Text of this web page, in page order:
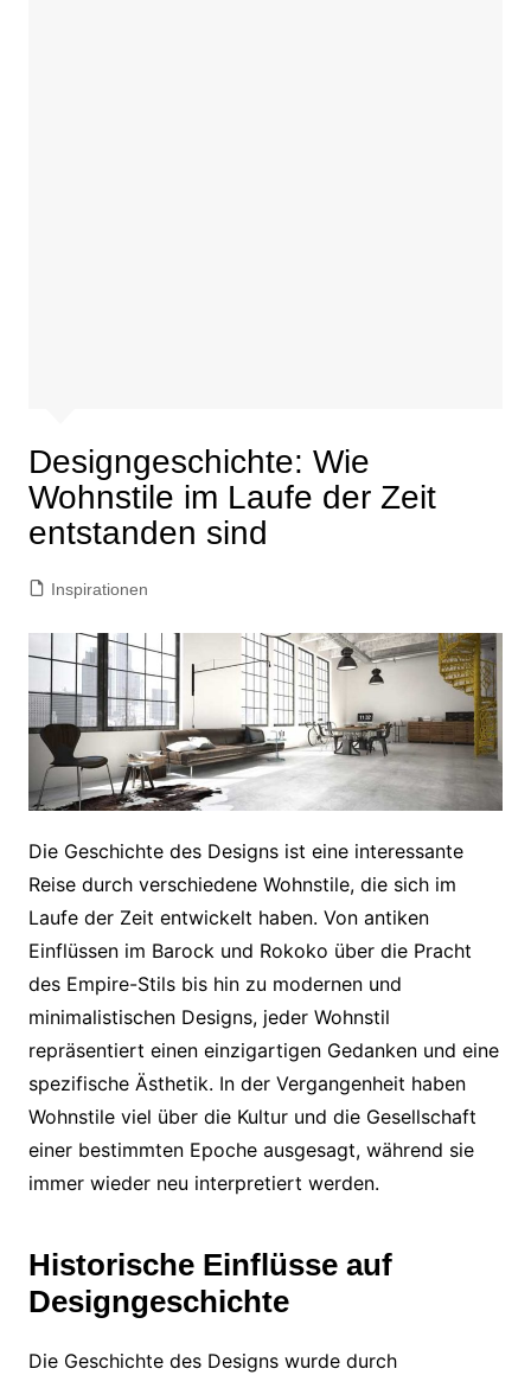
Designgeschichte: Wie
Wohnstile im Laufe der Zeit
entstanden sind
Inspirationen
Die Geschichte des Designs ist eine interessante
Reise durch verschiedene Wohnstile, die sich im
Laufe der Zeit entwickelt haben. Von antiken
Einflüssen im Barock und Rokoko über die Pracht
des Empire-Stils bis hin zu modernen und
minimalistischen Designs, jeder Wohnstil
repräsentiert einen einzigartigen Gedanken und eine
spezifische Ästhetik. In der Vergangenheit haben
Wohnstile viel über die Kultur und die Gesellschaft
einer bestimmten Epoche ausgesagt, während sie
immer wieder neu interpretiert werden.
Historische Einflüsse auf
Designgeschichte
Die Geschichte des Designs wurde durch